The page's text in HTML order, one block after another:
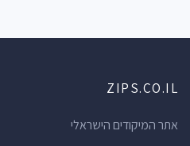
ZIPS.CO.IL
אתר המיקודים הישראלי